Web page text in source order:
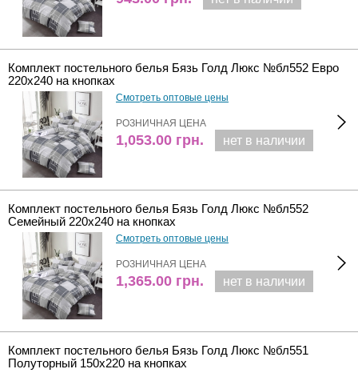
Комплект постельного белья Бязь Голд Люкс №бл552 Евро
220х240 на кнопках
Смотреть оптовые цены
РОЗНИЧНАЯ ЦЕНА
1,053.00 грн. нет в наличии
Комплект постельного белья Бязь Голд Люкс №бл552
Семейный 220х240 на кнопках
Смотреть оптовые цены
РОЗНИЧНАЯ ЦЕНА
1,365.00 грн. нет в наличии
Комплект постельного белья Бязь Голд Люкс №бл551
Полуторный 150х220 на кнопках